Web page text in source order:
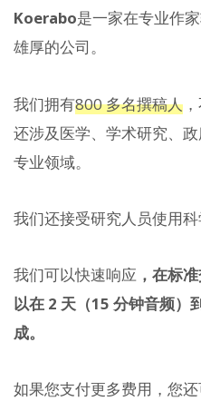
Koerabo是一家在专业作
雄厚的公司。
我们拥有800 多名撰稿人
还涉及医学、学术研究、
专业领域。
我们还接受研究人员使用科
我们可以快速响应 ，在标
以在 2 天（15 分钟音频）
成。
如果您支付更多费用，您